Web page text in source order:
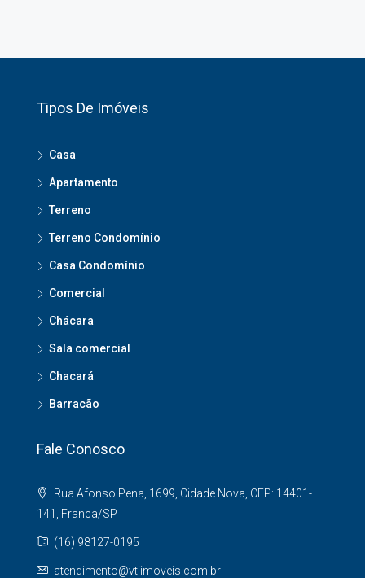
Tipos De Imóveis
Casa
Apartamento
Terreno
Terreno Condomínio
Casa Condomínio
Comercial
Chácara
Sala comercial
Chacará
Barracão
Fale Conosco
Rua Afonso Pena, 1699, Cidade Nova, CEP: 14401-
141, Franca/SP
(16) 98127-0195
atendimento@vtiimoveis.com.br